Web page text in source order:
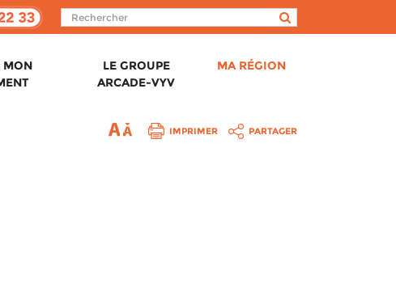
MON
LE GROUPE
ARCADE-VYV
MA RÉGION
IMPRIMER PARTAGER